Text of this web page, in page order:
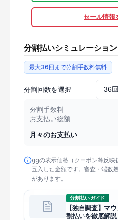
セール情報
分割払いシミュレーション
最大36回まで分割手数料無料
分割回数を選択
分割手数料
お支払い総額
月々のお支払い
ggの表示価格（クーポン等反映
五入した金額です。審査・端数
があります。
分割払いガイド
【独自調査】マ
割払いを徹底解